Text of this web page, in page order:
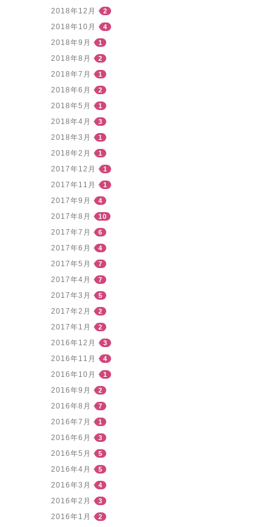
2018年12月 2
2018年10月 4
2018年9月 1
2018年8月 2
2018年7月 1
2018年6月 2
2018年5月 1
2018年4月 3
2018年3月 1
2018年2月 1
2017年12月 1
2017年11月 1
2017年9月 4
2017年8月 10
2017年7月 6
2017年6月 4
2017年5月 7
2017年4月 7
2017年3月 5
2017年2月 2
2017年1月 2
2016年12月 3
2016年11月 4
2016年10月 1
2016年9月 2
2016年8月 7
2016年7月 1
2016年6月 3
2016年5月 5
2016年4月 5
2016年3月 4
2016年2月 3
2016年1月 2